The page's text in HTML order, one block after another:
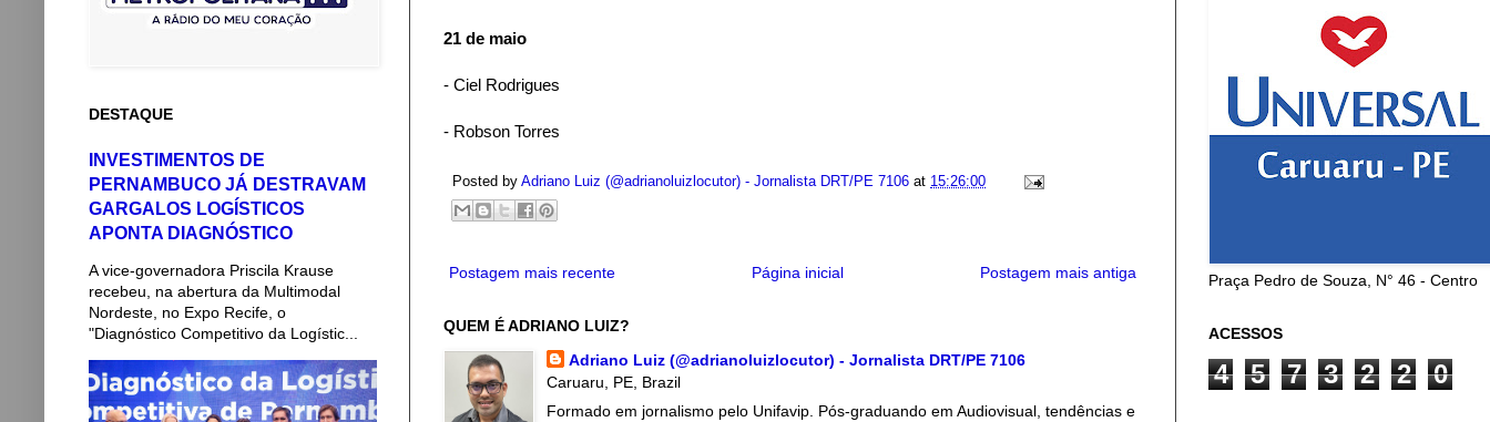
21 de maio
- Ciel Rodrigues
- Robson Torres
Posted by Adriano Luiz (@adrianoluizlocutor) - Jornalista DRT/PE 7106 at 15:26:00
Postagem mais recente Postagem mais antiga
Página inicial
QUEM É ADRIANO LUIZ?
Adriano Luiz (@adrianoluizlocutor) - Jornalista DRT/PE 7106
Caruaru, PE, Brazil
Formado em jornalismo pelo Unifavip. Pós-graduando em Audiovisual, tendências e
DESTAQUE
INVESTIMENTOS DE
PERNAMBUCO JÁ DESTRAVAM
GARGALOS LOGÍSTICOS
APONTA DIAGNÓSTICO
A vice-governadora Priscila Krause
recebeu, na abertura da Multimodal
Nordeste, no Expo Recife, o
"Diagnóstico Competitivo da Logístic...
Praça Pedro de Souza, N° 46 - Centro
ACESSOS
4 5 7 3 2 2 0